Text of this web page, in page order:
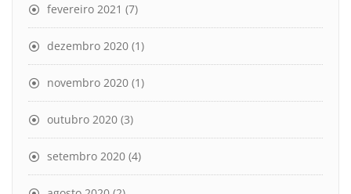
fevereiro 2021 (7)
dezembro 2020 (1)
novembro 2020 (1)
outubro 2020 (3)
setembro 2020 (4)